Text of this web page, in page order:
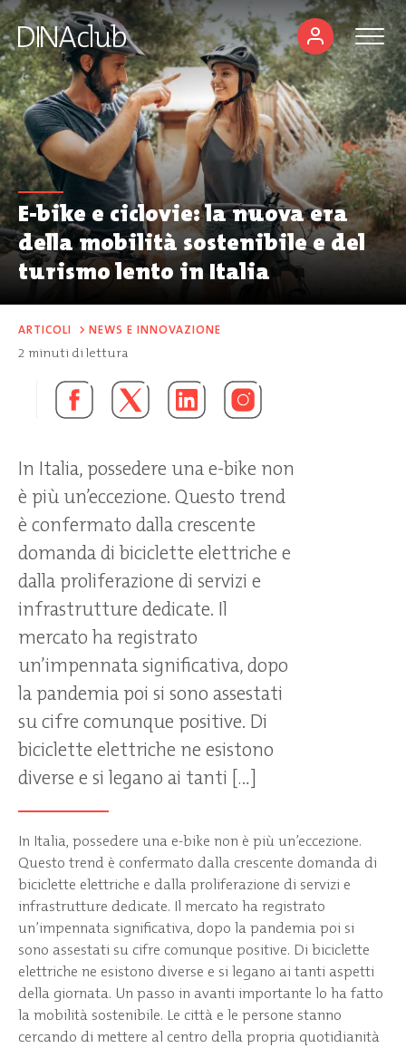
E-bike e ciclovie: la nuova era
della mobilità sostenibile e del
turismo lento in Italia
ARTICOLI > NEWS E INNOVAZIONE
2 minuti di lettura
In Italia, possedere una e-bike non
è più un’eccezione. Questo trend
è confermato dalla crescente
domanda di biciclette elettriche e
dalla proliferazione di servizi e
infrastrutture dedicate. Il
mercato ha registrato
un’impennata significativa, dopo
la pandemia poi si sono assestati
su cifre comunque positive. Di
biciclette elettriche ne esistono
diverse e si legano ai tanti […]
In Italia, possedere una e-bike non è più un’eccezione.
Questo trend è confermato dalla crescente domanda di
biciclette elettriche e dalla proliferazione di servizi e
infrastrutture dedicate. Il mercato ha registrato
un’impennata significativa, dopo la pandemia poi si
sono assestati su cifre comunque positive. Di biciclette
elettriche ne esistono diverse e si legano ai tanti aspetti
della giornata. Un passo in avanti importante lo ha fatto
la mobilità sostenibile. Le città e le persone stanno
cercando di mettere al centro della propria quotidianità